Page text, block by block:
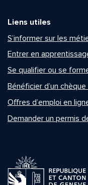
Liens utiles
S’informer sur les
Entrer en
Se qualifier ou se
Bénéficier d’un
Offres d’emploi en
Demander un permis